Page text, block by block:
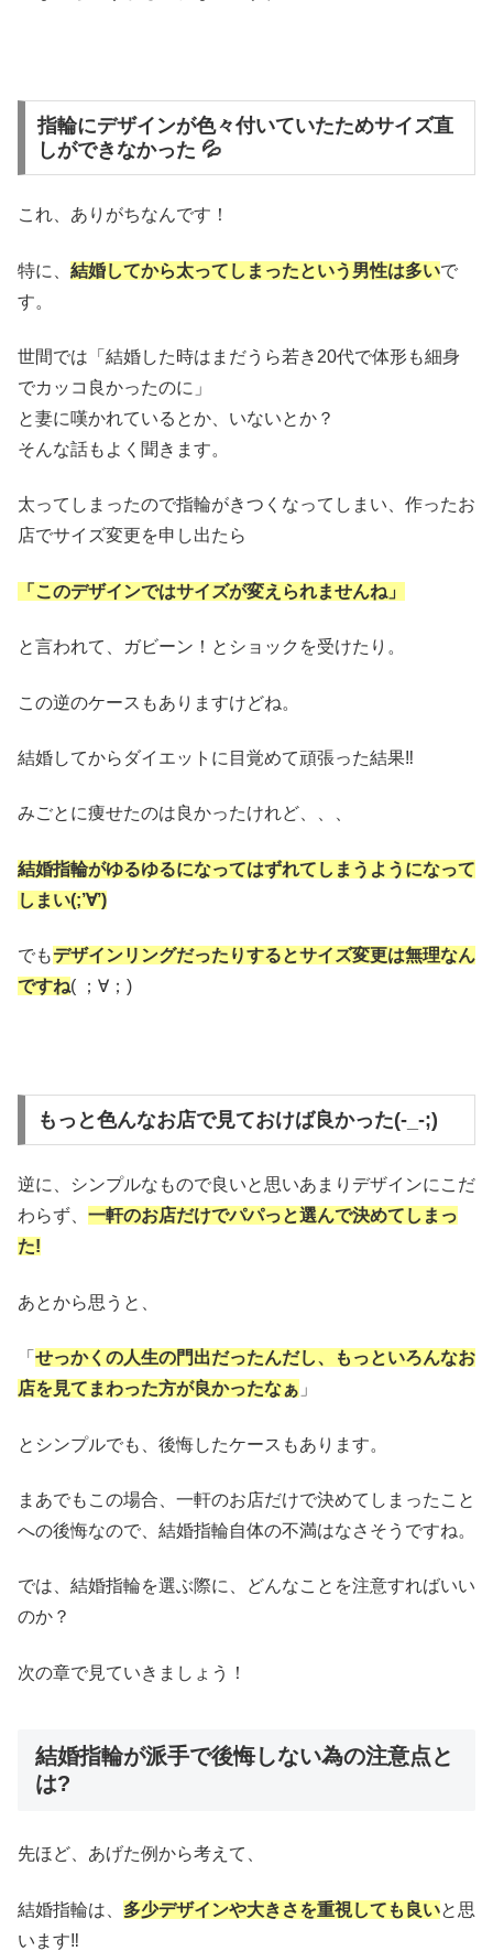
指輪にデザインが色々付いていたためサイズ直
しができなかった 💦
これ、ありがちなんです！
特に、 結婚してから太ってしまったという男性は多いで
す。
世間では「結婚した時はまだうら若き20代で体形も細身
でカッコ良かったのに」
と妻に嘆かれているとか、いないとか？
そんな話もよく聞きます。
太ってしまったので指輪がきつくなってしまい、作ったお
店でサイズ変更を申し出たら
「このデザインではサイズが変えられませんね」
と言われて、ガビーン！とショックを受けたり。
この逆のケースもありますけどね。
結婚してからダイエットに目覚めて頑張った結果‼
みごとに痩せたのは良かったけれど、、、
結婚指輪がゆるゆるになってはずれてしまうようになって
しまい(;’∀’)
でもデザインリングだったりするとサイズ変更は無理なん
ですね( ；∀；)
もっと色んなお店で見ておけば良かった(-_-;)
逆に、シンプルなもので良いと思いあまりデザインにこだ
わらず、 一軒のお店だけでパパっと選んで決めてしまっ
た!
あとから思うと、
「 せっかくの人生の門出だったんだし、もっといろんなお
店を見てまわった方が良かったなぁ 」
とシンプルでも、後悔したケースもあります。
まあでもこの場合、一軒のお店だけで決めてしまったこと
への後悔なので、結婚指輪自体の不満はなさそうですね。
では、結婚指輪を選ぶ際に、どんなことを注意すればいい
のか？
次の章で見ていきましょう！
結婚指輪が派手で後悔しない為の注意点と
は?
先ほど、あげた例から考えて、
結婚指輪は、 多少デザインや大きさを重視しても良いと思
います‼